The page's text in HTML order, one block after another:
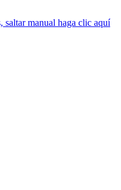
saltar manual haga clic aquí